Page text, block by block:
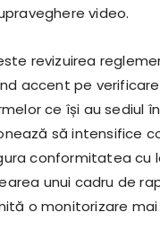
video.
revizuirea
accent pe
ce își au sediul
să intensifice
conformitatea cu
unui cadru de
o monitorizare